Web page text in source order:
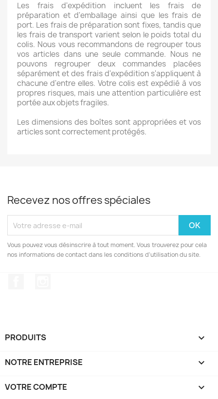
Les frais d'expédition incluent les frais de
préparation et d'emballage ainsi que les frais de
port. Les frais de préparation sont fixes, tandis que
les frais de transport varient selon le poids total du
colis. Nous vous recommandons de regrouper tous
vos articles dans une seule commande. Nous ne
pouvons regrouper deux commandes placées
séparément et des frais d'expédition s'appliquent à
chacune d'entre elles. Votre colis est expédié à vos
propres risques, mais une attention particulière est
portée aux objets fragiles.
Les dimensions des boîtes sont appropriées et vos
articles sont correctement protégés.
Recevez nos offres spéciales
Vous pouvez vous désinscrire à tout moment. Vous trouverez pour cela
nos informations de contact dans les conditions d'utilisation du site.
PRODUITS 
NOTRE ENTREPRISE 
VOTRE COMPTE 